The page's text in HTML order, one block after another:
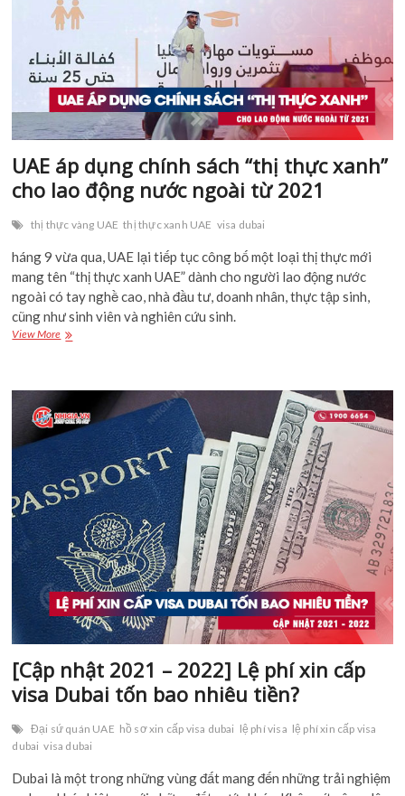
khách
nước
đã
tiêm
vắc
xin
UAE áp dụng chính sách “thị thực xanh”
cho lao động nước ngoài từ 2021
thị thực vàng UAE thị thực xanh UAE visa dubai
háng 9 vừa qua, UAE lại tiếp tục công bố một loại thị thực mới
mang tên “thị thực xanh UAE” dành cho người lao động nước
ngoài có tay nghề cao, nhà đầu tư, doanh nhân, thực tập sinh,
cũng như sinh viên và nghiên cứu sinh.
View MoreUAE
“thị
thực
xanh”
cho
lao
động
nước
ngoài
từ
2021
[Cập nhật 2021 – 2022] Lệ phí xin cấp
visa Dubai tốn bao nhiêu tiền?
Đại sứ quán UAE hồ sơ xin cấp visa dubai lệ phí visa lệ phí xin cấp visa
dubai visa dubai
Dubai là một trong những vùng đất mang đến những trải nghiệm
Tên *